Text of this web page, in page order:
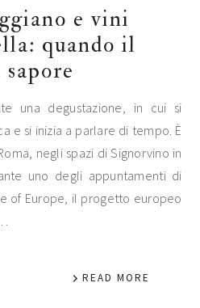
e vini
quando il
una degustazione, in cui si
e si inizia a parlare di tempo. È
negli spazi di Signorvino in
uno degli appuntamenti di
of Europe, il progetto europeo
READ MORE